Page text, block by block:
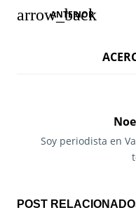
N
i
ANTERIOR
Soy periodista en
POST